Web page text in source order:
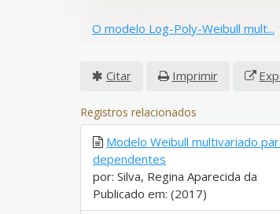
O modelo Log-Poly-Weibull mult...
Citar Imprimir
Registros relacionados
Modelo Weibull multivariado
dependentes
por: Silva, Regina Aparecida da
Publicado em: (2017)